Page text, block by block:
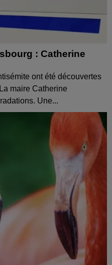
: Catherine
ont été découvertes
maire Catherine
Une...